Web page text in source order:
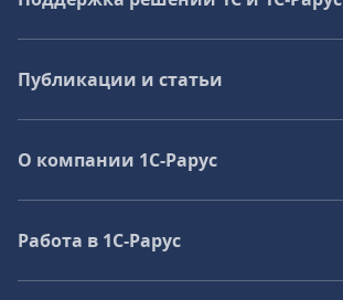
Публикации и статьи
О компании 1C-Рарус
Работа в 1С‑Рарус